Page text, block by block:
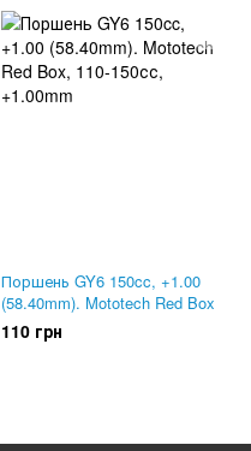
Поршень GY6 150cc, +1.00
(58.40mm). Mototech Red Box
110 грн